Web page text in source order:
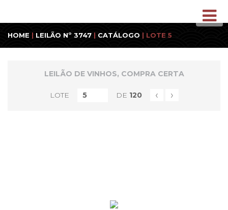
HOME | LEILÃO Nº 3747 | CATÁLOGO | LOTE 5
LEILÃO DE VINHOS, COMPRA CERTA
LOTE DE 120 ‹ ›